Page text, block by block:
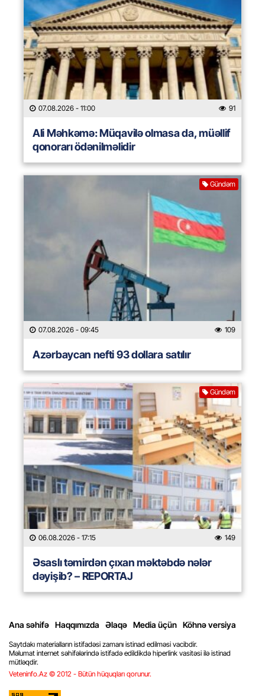
07.08.2026 - 11:00 91
Ali Məhkəmə: Müqavilə olmasa da, müəllif
qonorarı ödənilməlidir
Gündəm
07.08.2026 - 09:45 109
Azərbaycan nefti 93 dollara satılır
Gündəm
06.08.2026 - 17:15 149
Əsaslı təmirdən çıxan məktəbdə nələr
dəyişib? – REPORTAJ
Ana səhifə Haqqımızda Əlaqə Media üçün Köhnə versiya
Saytdakı materialların istifadəsi zamanı istinad edilməsi vacibdir.
Məlumat internet səhifələrində istifadə edildikdə hiperlink vasitəsi ilə istinad
mütləqdir.
Veteninfo.Az © 2012 - Bütün hüquqları qorunur.